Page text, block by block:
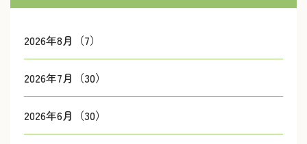
2026年8月（7）
2026年7月（30）
2026年6月（30）